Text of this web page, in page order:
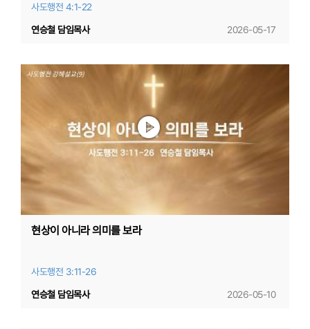
사도행전 4:1-22
2026-05-17
연승철 담임목사
현상이 아니라 의미를 보라
사도행전 3:11-26
2026-05-10
연승철 담임목사